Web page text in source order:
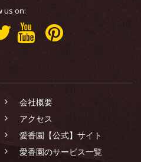
us on:
会社概要
アクセス
愛香園【公式】サイト
愛香園のサービス一覧